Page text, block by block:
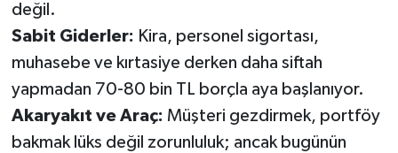
değil.
​Sabit Giderler: Kira, personel sigortası,
muhasebe ve kırtasiye derken daha siftah
yapmadan 70-80 bin TL borçla aya başlanıyor.
​Akaryakıt ve Araç: Müşteri gezdirmek, portföy
bakmak lüks değil zorunluluk; ancak bugünün